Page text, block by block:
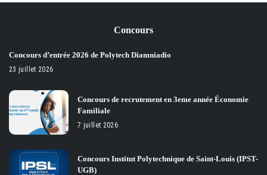
Concours
Concours d’entrée 2026 de Polytech Diamniadio
23 juillet 2026
Concours de recrutement en 3eme année Économie
Familiale
7 juillet 2026
Concours Institut Polytechnique de Saint-Louis (IPST-
UGB)